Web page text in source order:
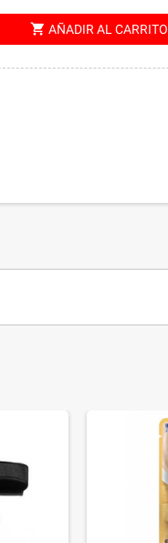
shopping_cart AÑADIR AL CARRITO